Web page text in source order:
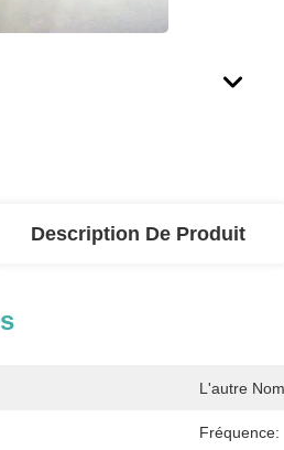
Description De Produit
L'autre
Fréquence: